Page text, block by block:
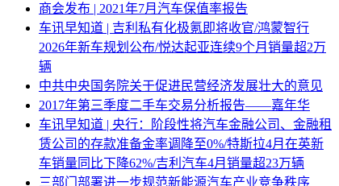
商会发布 | 2021年7月汽车保值率报告
车讯早知道 | 吉利私有化极氪即将收官/鸿蒙智行
2026年新车规划公布/悦达起亚连续9个月销量超2万
辆
中共中央国务院关于促进民营经济发展壮大的意见
2017年第三季度二手车交易分析报告——嘉年华
车讯早知道 | 央行：阶段性将汽车金融公司、金融租
赁公司的存款准备金率调降至0%/特斯拉4月在英新
车销量同比下降62%/吉利汽车4月销量超23万辆
三部门部署进一步规范新能源汽车产业竞争秩序